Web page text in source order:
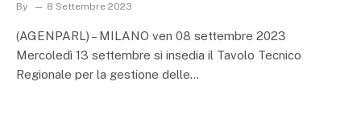
By 8 Settembre 2023
(AGENPARL) – MILANO ven 08 settembre 2023
Mercoledì 13 settembre si insedia il Tavolo Tecnico
Regionale per la gestione delle…